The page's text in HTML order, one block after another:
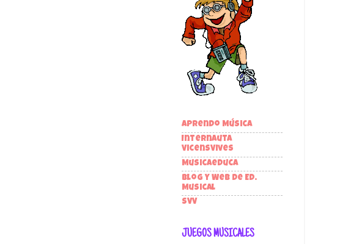
Aprendo Música
Internauta
VicensVives
Musicaeduca
Blog y Web de Ed.
Musical
SVV
JUEGOS MUSICALES